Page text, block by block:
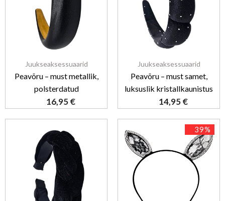
Juukseaksessuaarid
Peavõru – must metallik,
polsterdatud
16,95€
Juukseaksessuaarid
Peavõru – must samet,
luksuslik kristallkaunistus
14,95€
39%